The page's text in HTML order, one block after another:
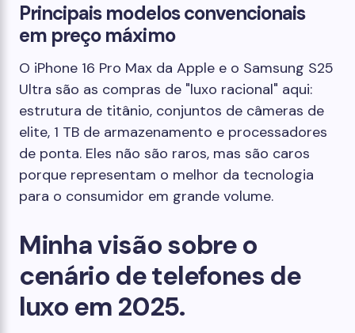
Principais modelos convencionais
em preço máximo
O iPhone 16 Pro Max da Apple e o Samsung S25
Ultra são as compras de "luxo racional" aqui:
estrutura de titânio, conjuntos de câmeras de
elite, 1 TB de armazenamento e processadores
de ponta. Eles não são raros, mas são caros
porque representam o melhor da tecnologia
para o consumidor em grande volume.
Minha visão sobre o
cenário de telefones de
luxo em 2025.